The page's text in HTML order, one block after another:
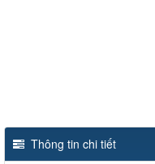
Thông tin chi tiết